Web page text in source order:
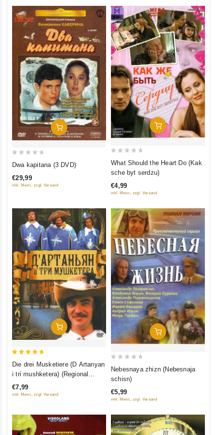
In Den Warenkorb
of
Dwa kapitana (3 DVD)
€29,99
inkl. Mwst., zzgl. Versand
In Den Warenkorb
5
What Should the Heart Do (Kak
sche byt serdzu)
€4,99
inkl. Mwst., zzgl. Versand
In Den Warenkorb
Die drei Musketiere (D Artanyan
i tri mushketera) (Regional
Code: 5)
€7,99
inkl. Mwst., zzgl. Versand
In Den Warenkorb
5
Nebesnaya zhizn (Nebesnaja
schisn)
€5,99
inkl. Mwst., zzgl. Versand